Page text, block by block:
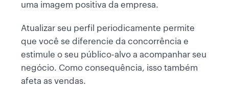
uma imagem positiva da empresa.
Atualizar seu perfil periodicamente permite
que você se diferencie da concorrência e
estimule o seu público-alvo a acompanhar seu
negócio. Como consequência, isso também
afeta as vendas.